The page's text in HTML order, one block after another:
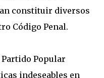
constituir diversos
Código Penal.
Popular
indeseables en